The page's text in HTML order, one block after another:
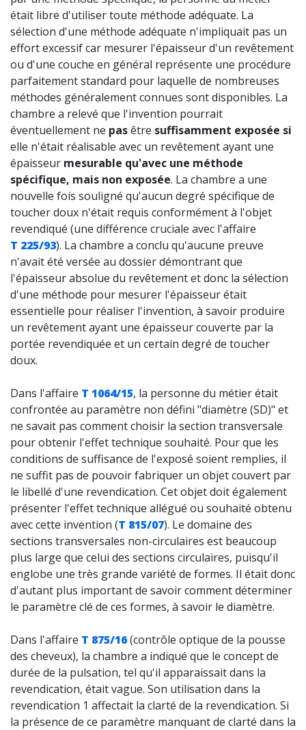
était libre d'utiliser toute méthode adéquate. La
sélection d'une méthode adéquate n'impliquait pas un
effort excessif car mesurer l'épaisseur d'un revêtement
ou d'une couche en général représente une procédure
parfaitement standard pour laquelle de nombreuses
méthodes généralement connues sont disponibles. La
chambre a relevé que l'invention pourrait
éventuellement ne pasêtre suffisamment exposée si
elle n'était réalisable avec un revêtement ayant une
épaisseur mesurable qu'avec une méthode
spécifique, mais non exposée. La chambre a une
nouvelle fois souligné qu'aucun degré spécifique de
toucher doux n'était requis conformément à l'objet
revendiqué (une différence cruciale avec l'affaire
T 225/93). La chambre a conclu qu'aucune preuve
n'avait été versée au dossier démontrant que
l'épaisseur absolue du revêtement et donc la sélection
d'une méthode pour mesurer l'épaisseur était
essentielle pour réaliser l'invention, à savoir produire
un revêtement ayant une épaisseur couverte par la
portée revendiquée et un certain degré de toucher
doux.
Dans l'affaire T 1064/15, la personne du métier était
confrontée au paramètre non défini "diamètre (SD)" et
ne savait pas comment choisir la section transversale
pour obtenir l'effet technique souhaité. Pour que les
conditions de suffisance de l'exposé soient remplies, il
ne suffit pas de pouvoir fabriquer un objet couvert par
le libellé d'une revendication. Cet objet doit également
présenter l'effet technique allégué ou souhaité obtenu
avec cette invention (T 815/07). Le domaine des
sections transversales non-circulaires est beaucoup
plus large que celui des sections circulaires, puisqu'il
englobe une très grande variété de formes. Il était donc
d'autant plus important de savoir comment déterminer
le paramètre clé de ces formes, à savoir le diamètre.
Dans l'affaire T 875/16(contrôle optique de la pousse
des cheveux), la chambre a indiqué que le concept de
durée de la pulsation, tel qu'il apparaissait dans la
revendication, était vague. Son utilisation dans la
revendication 1 affectait la clarté de la revendication. Si
la présence de ce paramètre manquant de clarté dans la